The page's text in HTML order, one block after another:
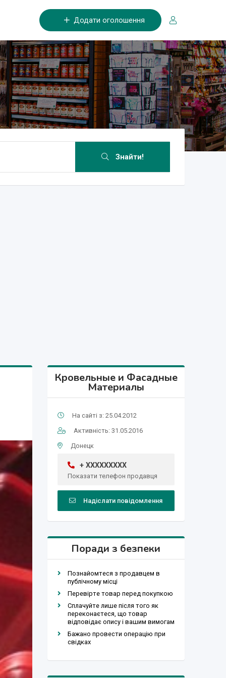
Додати оголошення
Знайти!
Кровельные и Фасадные
Материалы
На сайті з: 25.04.2012
Активність: 31.05.2016
Донецк
+ XXXXXXXXX
Показати телефон продавця
Надіслати повідомлення
Поради з безпеки
Познайомтеся з продавцем в
публічному місці
Перевірте товар перед покупкою
Сплачуйте лише після того як
переконаєтеся, що товар
відповідає опису і вашим вимогам
Бажано провести операцію при
свідках